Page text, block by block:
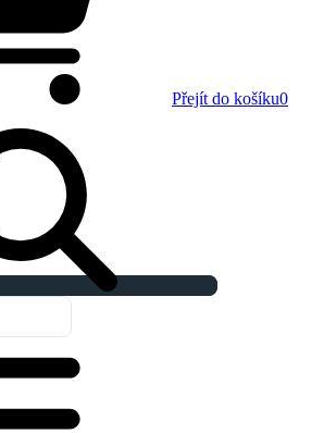
Přejít do košíku0